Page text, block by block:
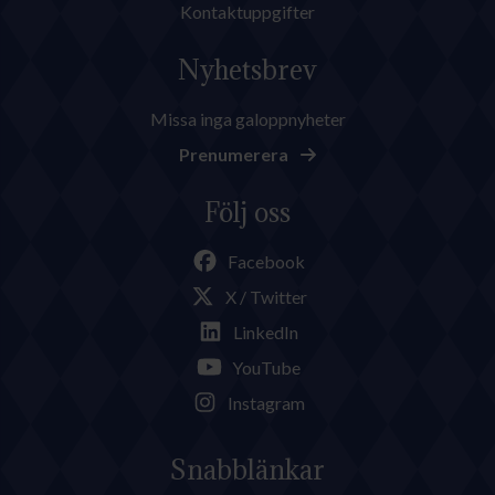
Kontaktuppgifter
Nyhetsbrev
Missa inga galoppnyheter
Prenumerera
Följ oss
Facebook
X / Twitter
LinkedIn
YouTube
Instagram
Snabblänkar